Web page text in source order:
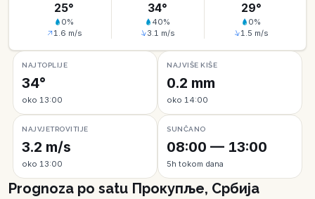
25°
0%
1.6 m/s
34°
40%
3.1 m/s
29°
0%
1.5 m/s
NAJTOPLIJE
34°
oko 13:00
NAJVIŠE KIŠE
0.2 mm
oko 14:00
NAJVJETROVITIJE
3.2 m/s
oko 13:00
SUNČANO
08:00 — 13:00
5h tokom dana
Prognoza po satu Прокупље, Србија